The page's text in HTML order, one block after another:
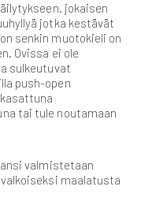
jokaisen
jotka kestävät
senkin muotokieli on
Ovissa ei ole
sulkeutuvat
push-open
tai tule noutamaan
valmistetaan
maalatusta